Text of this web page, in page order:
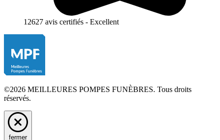
12627 avis certifiés - Excellent
©2026 MEILLEURES POMPES FUNÈBRES. Tous droits
réservés.
fermer